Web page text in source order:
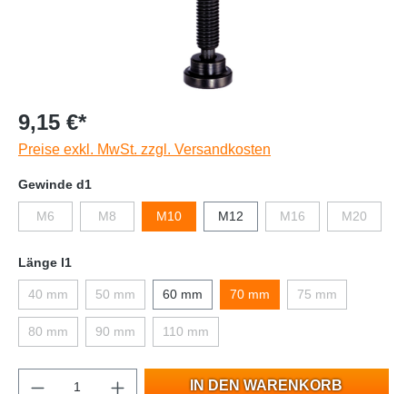
9,15 €*
Preise exkl. MwSt. zzgl. Versandkosten
Gewinde d1
M6 M8 M10 M12 M16 M20
Länge l1
40 mm 50 mm 60 mm 70 mm 75 mm
80 mm 90 mm 110 mm
IN DEN WARENKORB